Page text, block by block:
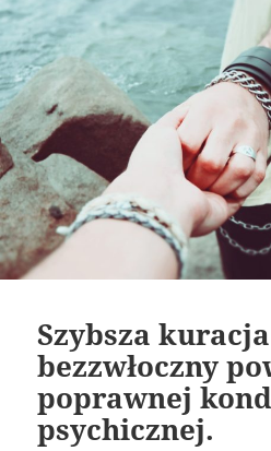
Szybsza
bezzwłoczny
poprawnej
psychicznej.